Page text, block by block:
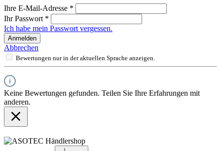
Ihre E-Mail-Adresse *
Ihr Passwort *
Ich habe mein Passwort vergessen.
Anmelden
Abbrechen
Bewertungen nur in der aktuellen Sprache anzeigen.
Keine Bewertungen gefunden. Teilen Sie Ihre Erfahrungen mit
anderen.